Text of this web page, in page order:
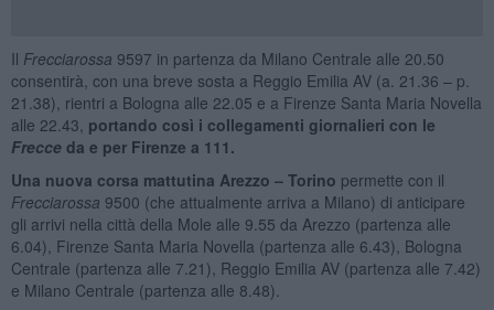
Il Frecciarossa 9597 in partenza da Milano Centrale alle 20.50
consentirà, con una breve sosta a Reggio Emilia AV (a. 21.36 – p.
21.38), rientri a Bologna alle 22.05 e a Firenze Santa Maria Novella
alle 22.43, portando così i collegamenti giornalieri con le
Frecceda e per Firenze a 111.
Una nuova corsa mattutina Arezzo – Torino permette con il
Frecciarossa 9500 (che attualmente arriva a Milano) di anticipare
gli arrivi nella città della Mole alle 9.55 da Arezzo (partenza alle
6.04), Firenze Santa Maria Novella (partenza alle 6.43), Bologna
Centrale (partenza alle 7.21), Reggio Emilia AV (partenza alle 7.42)
e Milano Centrale (partenza alle 8.48).